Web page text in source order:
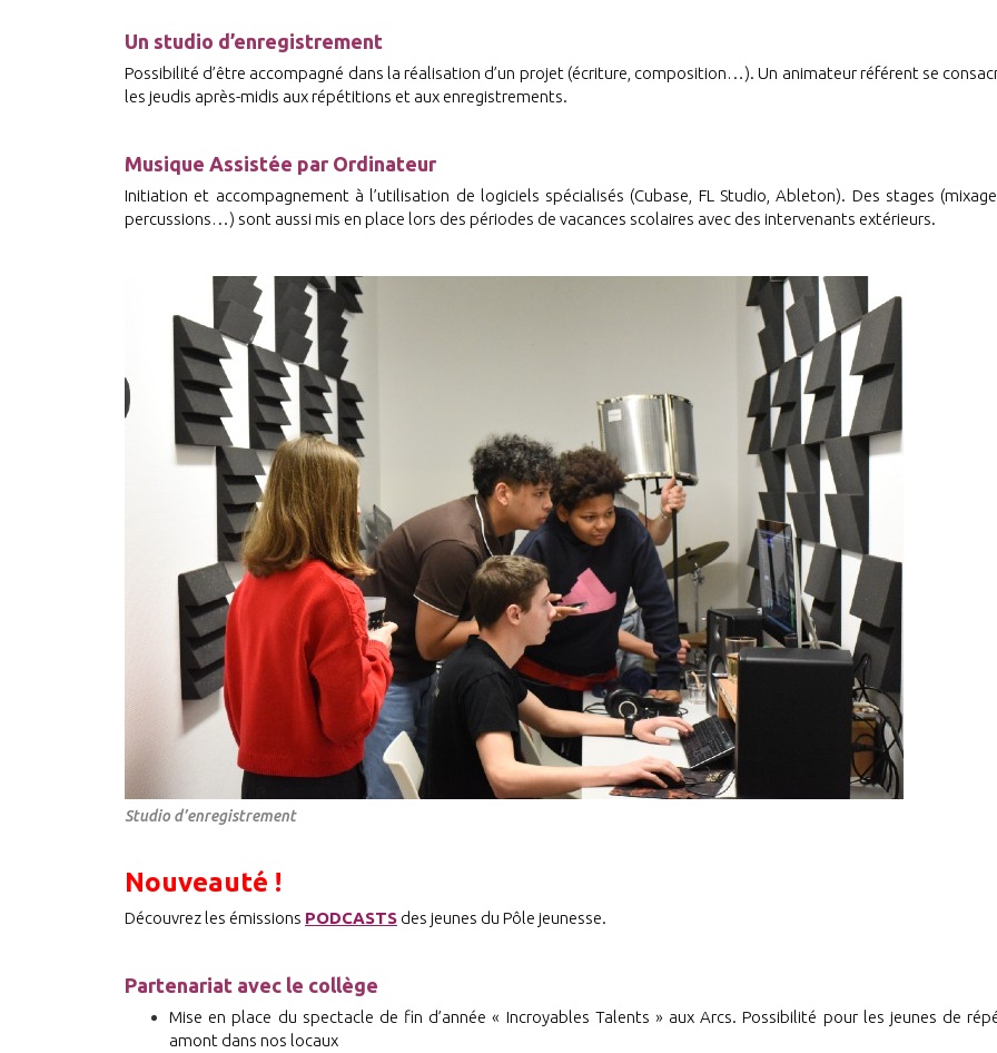
Un studio d’enregistrement
Possibilité d’être accompagné dans la réalisation d’un projet (écriture, composition…). Un animateur référent se
les jeudis après-midis aux répétitions et aux enregistrements.
Musique Assistée par Ordinateur
Initiation et accompagnement à l’utilisation de logiciels spécialisés (Cubase, FL Studio, Ableton). Des stages (mixage,
percussions…) sont aussi mis en place lors des périodes de vacances scolaires avec des intervenants extérieurs.
Studio d’enregistrement
Nouveauté !
Découvrez les émissions PODCASTS des jeunes du Pôle jeunesse.
Partenariat avec le collège
Mise en place du spectacle de fin d’année « Incroyables Talents » aux Arcs. Possibilité pour les jeunes de
amont dans nos locaux